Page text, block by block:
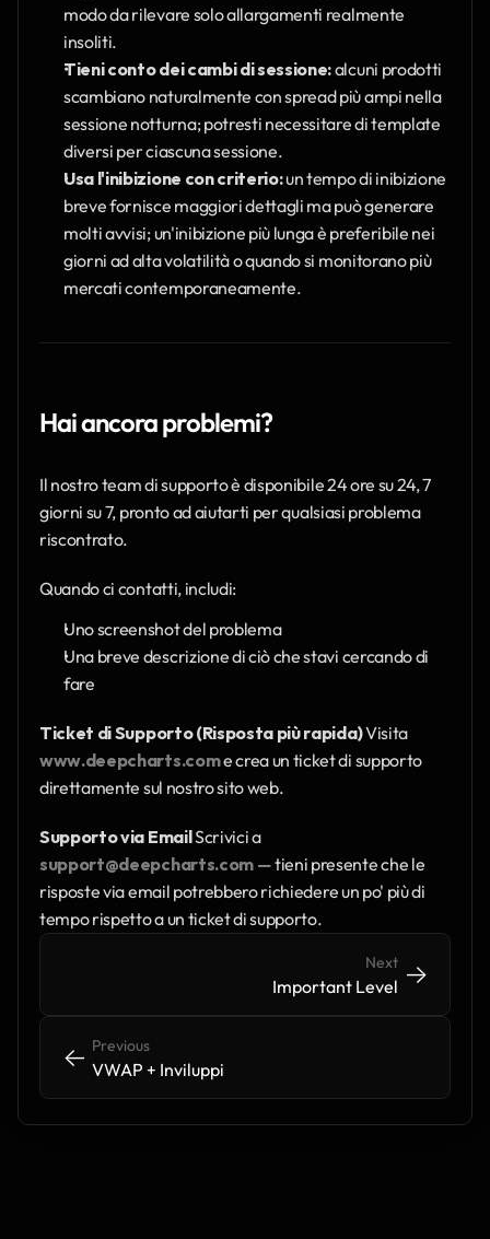
modo da rilevare solo allargamenti realmente
insoliti.
Tieni conto dei cambi di sessione: alcuni prodotti
scambiano naturalmente con spread più ampi nella
sessione notturna; potresti necessitare di template
diversi per ciascuna sessione.
Usa l'inibizione con criterio: un tempo di inibizione
breve fornisce maggiori dettagli ma può generare
molti avvisi; un'inibizione più lunga è preferibile nei
giorni ad alta volatilità o quando si monitorano più
mercati contemporaneamente.
Hai ancora problemi?
Il nostro team di supporto è disponibile 24 ore su 24, 7
giorni su 7, pronto ad aiutarti per qualsiasi problema
riscontrato.
Quando ci contatti, includi:
Uno screenshot del problema
Una breve descrizione di ciò che stavi cercando di
fare
Ticket di Supporto (Risposta più rapida)
Visita
www.deepcharts.com e crea un ticket di supporto
direttamente sul nostro sito web.
Supporto via Email
Scrivici a
support@deepcharts.com — tieni presente che le
risposte via email potrebbero richiedere un po' più di
tempo rispetto a un ticket di supporto.
<- <-
Previous
VWAP + Inviluppi
Next
Important Level
-> ->